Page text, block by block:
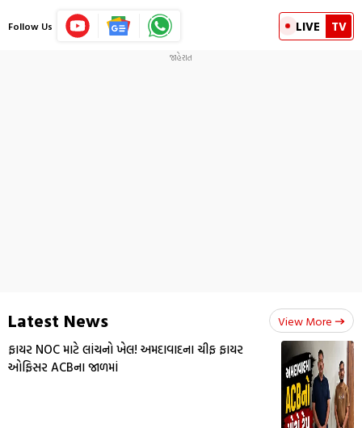
Follow Us LIVE TV
Latest News View More
ફાયર NOC માટે લાંચનો ખેલ! અમદાવાદના ચીફ ફાયર
ઓફિસર ACBના જાળમાં